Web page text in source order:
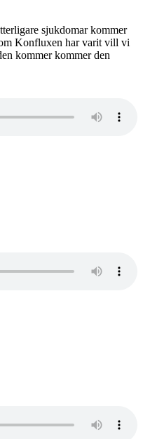
sjukdomar kommer
Konfluxen har varit vill vi
kommer kommer den